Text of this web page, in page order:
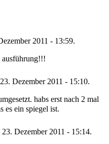
2011 - 13:59.
ausführung!!!
Dezember 2011 - 15:10.
habs erst nach 2 mal
es ein spiegel ist.
23. Dezember 2011 - 15:14.